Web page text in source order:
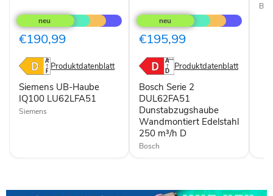
UB-
Haube
IQ100
LU62LFA51
€190,99
Produktdatenblatt
Siemens UB-Haube
IQ100 LU62LFA51
Siemens
Serie
2
DUL62FA51
Dunstabzugshaube
Wandmontiert
Edelstahl
250
m³/h
D
€195,99
Produktdatenblatt
Bosch Serie 2
DUL62FA51
Dunstabzugshaube
Wandmontiert Edelstahl
250 m³/h D
Bosch